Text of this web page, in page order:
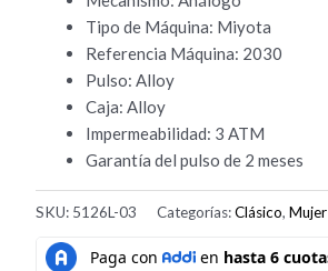
Tipo de Máquina: Miyota
Referencia Máquina: 2030
Pulso: Alloy
Caja: Alloy
Impermeabilidad: 3 ATM
Garantía del pulso de 2 meses
SKU: 5126L-03 Categorías:Clásico,Mujer